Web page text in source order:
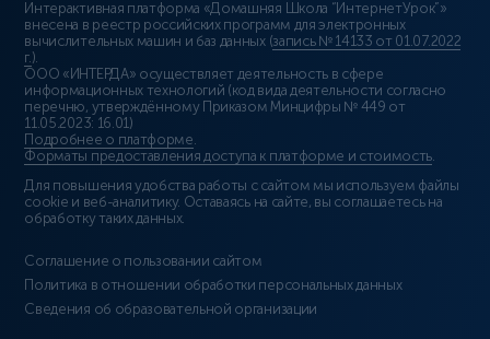
Интерактивная платформа «Домашняя Школа “ИнтернетУрок”»
внесена в реестр российских программ для электронных
вычислительных машин и баз данных (запись № 14133 от 01.07.2022
г.).
ООО «ИНТЕРДА» осуществляет деятельность в сфере
информационных технологий (код вида деятельности согласно
перечню, утверждённому Приказом Минцифры № 449 от
11.05.2023: 16.01)
Подробнее о платформе.
Форматы предоставления доступа к платформе и стоимость.
Для повышения удобства работы с сайтом мы используем файлы
cookie и веб-аналитику. Оставаясь на сайте, вы соглашаетесь на
обработку таких данных.
Соглашение о пользовании сайтом
Политика в отношении обработки персональных данных
Сведения об образовательной организации